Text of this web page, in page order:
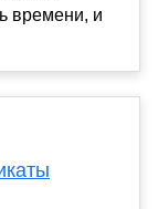
времени, и